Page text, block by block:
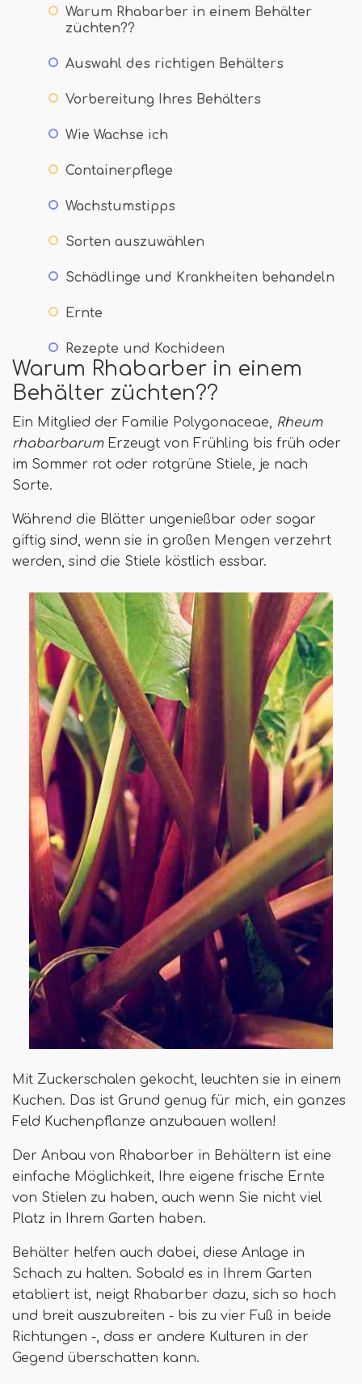
Warum Rhabarber in einem Behälter
züchten??
Auswahl des richtigen Behälters
Vorbereitung Ihres Behälters
Wie Wachse ich
Containerpflege
Wachstumstipps
Sorten auszuwählen
Schädlinge und Krankheiten behandeln
Ernte
Rezepte und Kochideen
Warum Rhabarber in einem
Behälter züchten??
Ein Mitglied der Familie Polygonaceae, Rheum
rhabarbarumErzeugt von Frühling bis früh oder
im Sommer rot oder rotgrüne Stiele, je nach
Sorte.
Während die Blätter ungenießbar oder sogar
giftig sind, wenn sie in großen Mengen verzehrt
werden, sind die Stiele köstlich essbar.
Mit Zuckerschalen gekocht, leuchten sie in einem
Kuchen. Das ist Grund genug für mich, ein ganzes
Feld Kuchenpflanze anzubauen wollen!
Der Anbau von Rhabarber in Behältern ist eine
einfache Möglichkeit, Ihre eigene frische Ernte
von Stielen zu haben, auch wenn Sie nicht viel
Platz in Ihrem Garten haben.
Behälter helfen auch dabei, diese Anlage in
Schach zu halten. Sobald es in Ihrem Garten
etabliert ist, neigt Rhabarber dazu, sich so hoch
und breit auszubreiten - bis zu vier Fuß in beide
Richtungen -, dass er andere Kulturen in der
Gegend überschatten kann.